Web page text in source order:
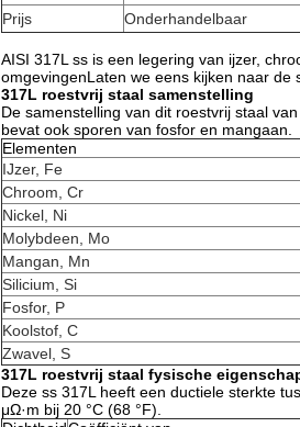
Prijs
Onderhandelbaar
AISI 317L ss is een legering van ijzer,
omgevingenLaten we eens kijken naar de
317L roestvrij staal samenstelling
De samenstelling van dit roestvrij staal
bevat ook sporen van fosfor en mangaan.
Elementen
IJzer, Fe
Chroom, Cr
Nickel, Ni
Molybdeen, Mo
Mangan, Mn
Silicium, Si
Fosfor, P
Koolstof, C
Zwavel, S
317L roestvrij staal fysische
Deze ss 317L heeft een ductiele sterkte
μΩ·m bij 20 °C (68 °F).